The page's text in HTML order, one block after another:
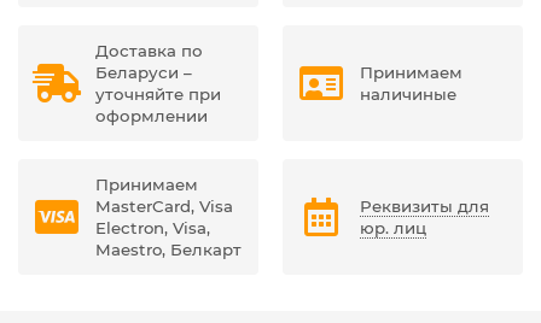
Доставка по
Беларуси –
уточняйте при
оформлении
Принимаем
наличиные
Принимаем
MasterCard, Visa
Electron, Visa,
Maestro, Белкарт
Реквизиты для
юр. лиц